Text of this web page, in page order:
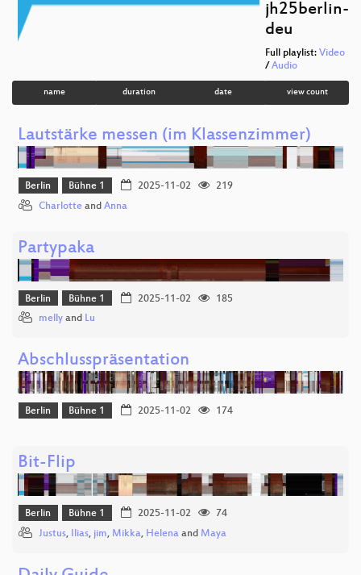
jh25berlin-
deu
Full playlist: Video
/ Audio
name duration date view count
Lautstärke messen (im Klassenzimmer)
Berlin Bühne 1 2025-11-02
219
Charlotte and Anna
Partypaka
Berlin Bühne 1 2025-11-02
185
melly and Lu
Abschlusspräsentation
Berlin Bühne 1 2025-11-02 174
Bit-Flip
Berlin Bühne 1 2025-11-02
74
Justus, Ilias, jim, Mikka, Helena and Maya